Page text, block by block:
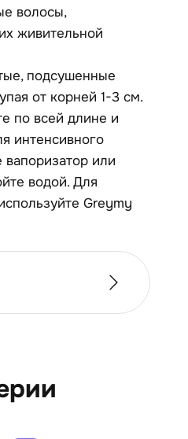
волосы,
живительной
подсушенные
от корней 1-3 см.
по всей длине и
интенсивного
вапоризатор или
водой. Для
Greymy